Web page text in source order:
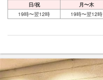
日/祝
月〜木
19時〜翌12時
19時〜翌12時